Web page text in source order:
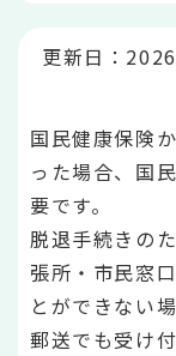
更新日：
国民健康保険
った場合、国
要です。
脱退手続きの
張所・市民窓
とができない
郵送でも受け